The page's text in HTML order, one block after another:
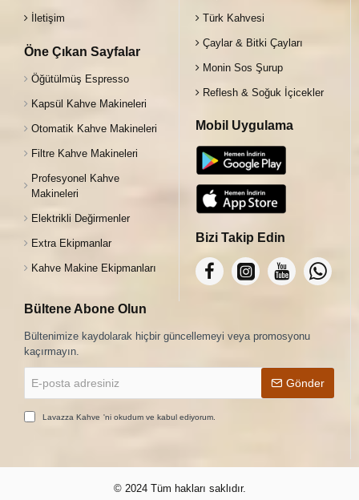
İletişim
Öne Çıkan Sayfalar
Öğütülmüş Espresso
Kapsül Kahve Makineleri
Otomatik Kahve Makineleri
Filtre Kahve Makineleri
Profesyonel Kahve
Makineleri
Elektrikli Değirmenler
Extra Ekipmanlar
Kahve Makine Ekipmanları
Türk Kahvesi
Çaylar & Bitki Çayları
Monin Sos Şurup
Reflesh & Soğuk İçicekler
Mobil Uygulama
Bizi Takip Edin
Bültene Abone Olun
Bültenimize kaydolarak hiçbir güncellemeyi veya promosyonu
kaçırmayın.
posta
adresiniz
Gönder
Lavazza Kahve 'ni okudum ve kabul ediyorum.
© 2024 Tüm hakları saklıdır.